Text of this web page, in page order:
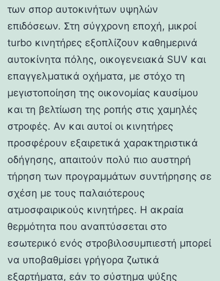
των σπορ αυτοκινήτων υψηλών
επιδόσεων. Στη σύγχρονη εποχή, μικροί
turbo κινητήρες εξοπλίζουν καθημερινά
αυτοκίνητα πόλης, οικογενειακά SUV και
επαγγελματικά οχήματα, με στόχο τη
μεγιστοποίηση της οικονομίας καυσίμου
και τη βελτίωση της ροπής στις χαμηλές
στροφές. Αν και αυτοί οι κινητήρες
προσφέρουν εξαιρετικά χαρακτηριστικά
οδήγησης, απαιτούν πολύ πιο αυστηρή
τήρηση των προγραμμάτων συντήρησης σε
σχέση με τους παλαιότερους
ατμοσφαιρικούς κινητήρες. Η ακραία
θερμότητα που αναπτύσσεται στο
εσωτερικό ενός στροβιλοσυμπιεστή μπορεί
να υποβαθμίσει γρήγορα ζωτικά
εξαρτήματα, εάν το σύστημα ψύξης